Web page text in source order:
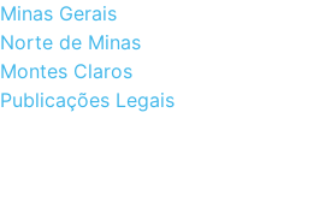
Minas Gerais
Norte de Minas
Montes Claros
Publicações Legais